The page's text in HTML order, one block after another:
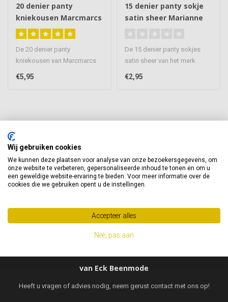
20 denier panty
kniekousen Marcmarcs
De 20 denier panty
kniekousen van Marcmarcs
comfortabele b..
€5,95
15 denier panty sokje
satin sheer Marianne
De 15 denier panty sokjes
satin sheer van het merk
€2,95
Abonneer je op onze nieuwsbrief
Blijf op de hoogte van onze laatste acties
van Eck Beenmode
Heeft u vragen of advies nodig, neem gerust contact met ons op!
Wij gebruiken cookies
We kunnen deze plaatsen voor analyse van onze bezoekersgegevens, om
onze website te verbeteren, gepersonaliseerde inhoud te tonen en om u
een geweldige website-ervaring te bieden. Voor meer informatie over de
cookies die we gebruiken opent u de instellingen.
Accepteer alles
Nee, pas aan